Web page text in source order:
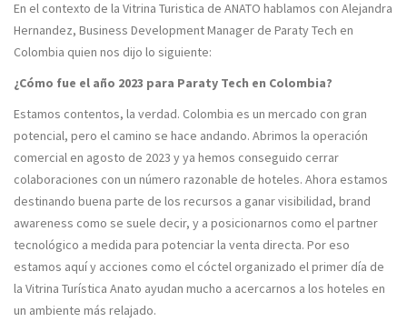
En el contexto de la Vitrina Turistica de ANATO hablamos con Alejandra
Hernandez, Business Development Manager de Paraty Tech en
Colombia quien nos dijo lo siguiente:
¿Cómo fue el año 2023 para Paraty Tech en Colombia?
Estamos contentos, la verdad. Colombia es un mercado con gran
potencial, pero el camino se hace andando. Abrimos la operación
comercial en agosto de 2023 y ya hemos conseguido cerrar
colaboraciones con un número razonable de hoteles. Ahora estamos
destinando buena parte de los recursos a ganar visibilidad, brand
awareness como se suele decir, y a posicionarnos como el partner
tecnológico a medida para potenciar la venta directa. Por eso
estamos aquí y acciones como el cóctel organizado el primer día de
la Vitrina Turística Anato ayudan mucho a acercarnos a los hoteles en
un ambiente más relajado.